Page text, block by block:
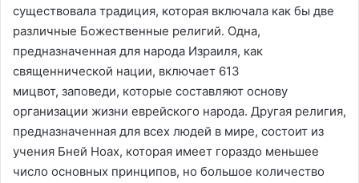
существовала традиция, которая включала как бы две
различные Божественные религий. Одна,
предназначенная для народа Израиля, как
священнической нации, включает 613
мицвот, заповеди, которые составляют основу
организации жизни еврейского народа. Другая религия,
предназначенная для всех людей в мире, состоит из
учения Бней Ноах, которая имеет гораздо меньшее
число основных принципов, но большое количество